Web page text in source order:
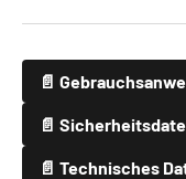
📄
📄
📄 Technisches